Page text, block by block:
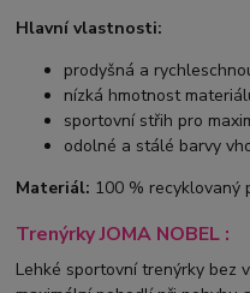
Hlavní vlastnosti:
prodyšná a
nízká hmotnost
sportovní střih pro
odolné a stálé barvy
Materiál: 100 % recyklovaný
Trenýrky JOMA NOBEL :
Lehké sportovní trenýrky bez